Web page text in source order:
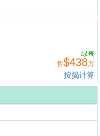
售
绿表
$438万
按揭计算